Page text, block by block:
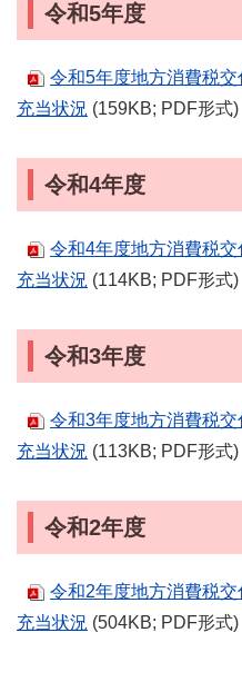
令和5年度
令和5年度地方消費税
充当状況 (159KB; PDF形式)
令和4年度
令和4年度地方消費税
充当状況 (114KB; PDF形式)
令和3年度
令和3年度地方消費税
充当状況 (113KB; PDF形式)
令和2年度
令和2年度地方消費税
充当状況 (504KB; PDF形式)